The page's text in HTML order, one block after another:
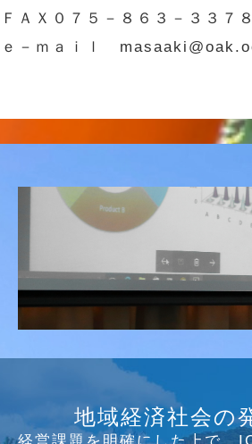
ＦＡＸ０７５－８６３－３３７８
ｅ－ｍａｉｌ
介護ソリューション研究会
っています
地域経済社会の